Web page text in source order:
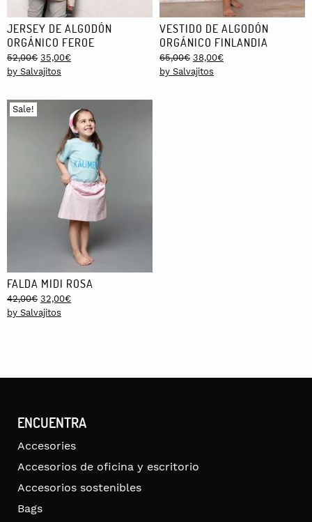
JERSEY DE ALGODÓN
ORGÁNICO FEROE
52,00€ Original
price
52,00€.
35,00€Current
35,00€.
by Salvajitos
VESTIDO DE ALGODÓN
ORGÁNICO FINLANDIA
65,00€ Original
price
38,00€Current
by Salvajitos
Sale!
FALDA MIDI ROSA
42,00€ Original
price
32,00€Current
by Salvajitos
ENCUENTRA
Accesories
Accesorios de oficina y escritorio
Accesorios sostenibles
Bags